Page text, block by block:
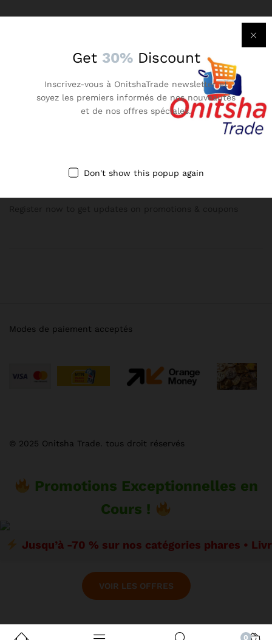
(+237) 652415017
Onitshatrade@gmail.com
NEWSLETTER
© 2025 Onitsha Trade. tous droit réservés
Modes de paiement acceptés
Promotions Exceptionnelles en
Cours !
Jusqu’à -70 % sur nos catégories phares •
VOIR LES OFFRES
Get 30% Discount
Inscrivez-vous à OnitshaTrade newsletter et
soyez les premiers informés de nos nouveautés
et de nos offres spéciales.
Don't show this popup again
0